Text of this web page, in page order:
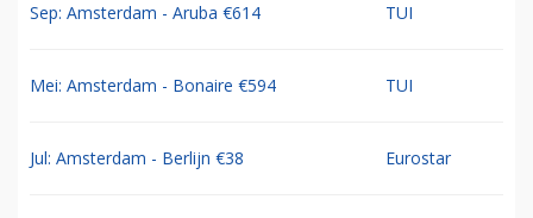
Sep: Amsterdam - Aruba €614 TUI
Mei: Amsterdam - Bonaire €594 TUI
Jul: Amsterdam - Berlijn €38 Eurostar